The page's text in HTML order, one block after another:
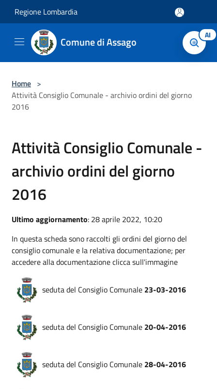
Regione Lombardia
Comune di Assago AI
Home >
Attività Consiglio Comunale - archivio ordini del giorno
2016
Attività Consiglio Comunale -
archivio ordini del giorno
2016
Ultimo aggiornamento: 28 aprile 2022, 10:20
In questa scheda sono raccolti gli ordini del giorno del
consiglio comunale e la relativa documentazione; per
accedere alla documentazione clicca sull'immagine
seduta del Consiglio Comunale 23-03-2016
seduta del Consiglio Comunale 20-04-2016
seduta del Consiglio Comunale 28-04-2016